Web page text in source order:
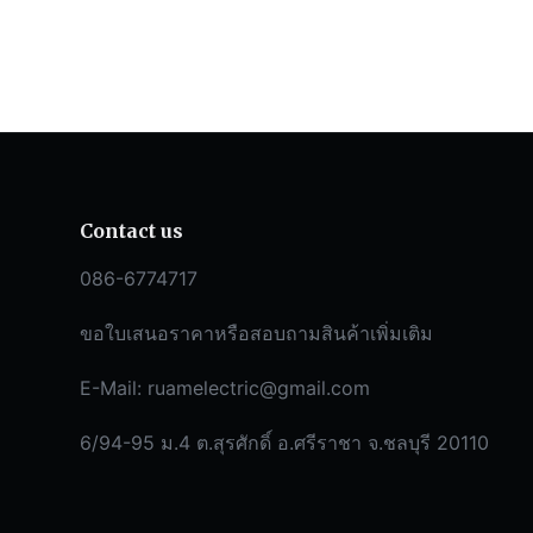
Contact us
086-6774717
ขอใบเสนอราคาหรือสอบถามสินค้าเพิ่มเติม
E-Mail: ruamelectric@gmail.com
6/94-95 ม.4 ต.สุรศักดิ์ อ.ศรีราชา จ.ชลบุรี 20110